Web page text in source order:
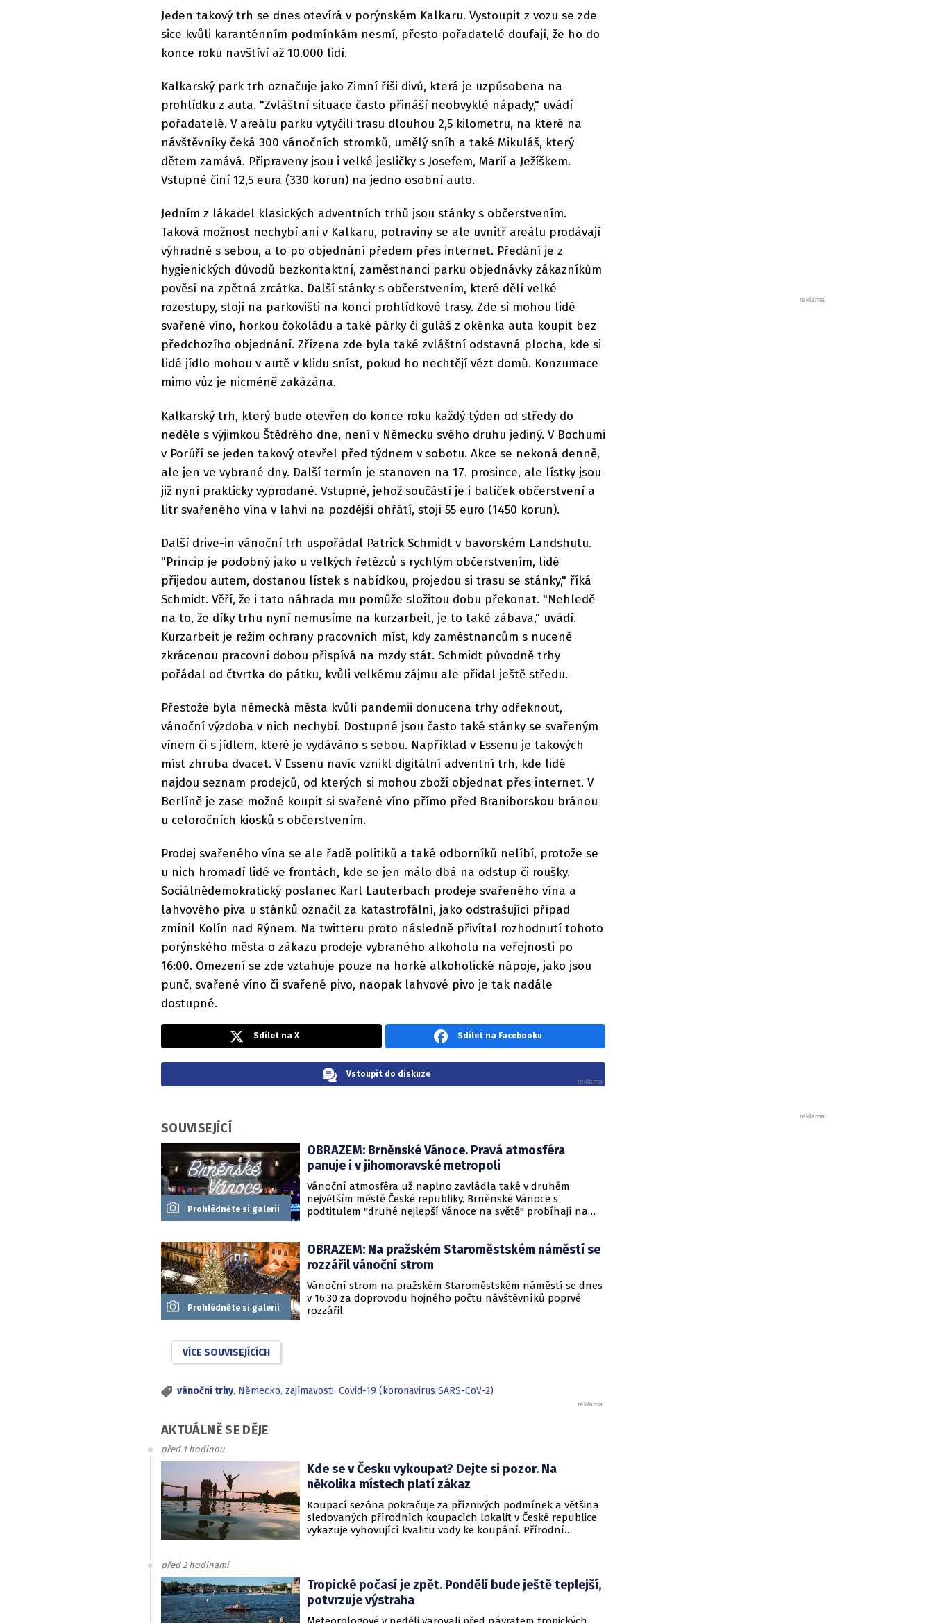
Jeden takový trh se dnes otevírá v porýnském Kalkaru. Vystoupit z vozu se zde
sice kvůli karanténním podmínkám nesmí, přesto pořadatelé doufají, že ho do
konce roku navštíví až 10.000 lidí.
Kalkarský park trh označuje jako Zimní říši divů, která je uzpůsobena na
prohlídku z auta. "Zvláštní situace často přináší neobvyklé nápady," uvádí
pořadatelé. V areálu parku vytyčili trasu dlouhou 2,5 kilometru, na které na
návštěvníky čeká 300 vánočních stromků, umělý sníh a také Mikuláš, který
dětem zamává. Připraveny jsou i velké jesličky s Josefem, Marií a Ježíškem.
Vstupné činí 12,5 eura (330 korun) na jedno osobní auto.
Jedním z lákadel klasických adventních trhů jsou stánky s občerstvením.
Taková možnost nechybí ani v Kalkaru, potraviny se ale uvnitř areálu prodávají
výhradně s sebou, a to po objednání předem přes internet. Předání je z
hygienických důvodů bezkontaktní, zaměstnanci parku objednávky zákazníkům
pověsí na zpětná zrcátka. Další stánky s občerstvením, které dělí velké
rozestupy, stojí na parkovišti na konci prohlídkové trasy. Zde si mohou lidé
svařené víno, horkou čokoládu a také párky či guláš z okénka auta koupit bez
předchozího objednání. Zřízena zde byla také zvláštní odstavná plocha, kde si
lidé jídlo mohou v autě v klidu sníst, pokud ho nechtějí vézt domů. Konzumace
mimo vůz je nicméně zakázána.
Kalkarský trh, který bude otevřen do konce roku každý týden od středy do
neděle s výjimkou Štědrého dne, není v Německu svého druhu jediný. V Bochumi
v Porúří se jeden takový otevřel před týdnem v sobotu. Akce se nekoná denně,
ale jen ve vybrané dny. Další termín je stanoven na 17. prosince, ale lístky jsou
již nyní prakticky vyprodané. Vstupné, jehož součástí je i balíček občerstvení a
litr svařeného vína v lahvi na pozdější ohřátí, stojí 55 euro (1450 korun).
Další drive-in vánoční trh uspořádal Patrick Schmidt v bavorském Landshutu.
"Princip je podobný jako u velkých řetězců s rychlým občerstvením, lidé
přijedou autem, dostanou lístek s nabídkou, projedou si trasu se stánky," říká
Schmidt. Věří, že i tato náhrada mu pomůže složitou dobu překonat. "Nehledě
na to, že díky trhu nyní nemusíme na kurzarbeit, je to také zábava," uvádí.
Kurzarbeit je režim ochrany pracovních míst, kdy zaměstnancům s nuceně
zkrácenou pracovní dobou přispívá na mzdy stát. Schmidt původně trhy
pořádal od čtvrtka do pátku, kvůli velkému zájmu ale přidal ještě středu.
Přestože byla německá města kvůli pandemii donucena trhy odřeknout,
vánoční výzdoba v nich nechybí. Dostupné jsou často také stánky se svařeným
vínem či s jídlem, které je vydáváno s sebou. Například v Essenu je takových
míst zhruba dvacet. V Essenu navíc vznikl digitální adventní trh, kde lidé
najdou seznam prodejců, od kterých si mohou zboží objednat přes internet. V
Berlíně je zase možné koupit si svařené víno přímo před Braniborskou bránou
u celoročních kiosků s občerstvením.
Prodej svařeného vína se ale řadě politiků a také odborníků nelíbí, protože se
u nich hromadí lidé ve frontách, kde se jen málo dbá na odstup či roušky.
Sociálnědemokratický poslanec Karl Lauterbach prodeje svařeného vína a
lahvového piva u stánků označil za katastrofální, jako odstrašující případ
zmínil Kolín nad Rýnem. Na twitteru proto následně přivítal rozhodnutí tohoto
porýnského města o zákazu prodeje vybraného alkoholu na veřejnosti po
16:00. Omezení se zde vztahuje pouze na horké alkoholické nápoje, jako jsou
punč, svařené víno či svařené pivo, naopak lahvové pivo je tak nadále
dostupné.
Sdílet na X Sdílet na Facebooku
Vstoupit do diskuze
SOUVISEJÍCÍ
Prohlédněte si galerii
OBRAZEM: Brněnské Vánoce. Pravá atmosféra
panuje i v jihomoravské metropoli
Vánoční atmosféra už naplno zavládla také v druhém
největším městě České republiky. Brněnské Vánoce s
podtitulem "druhé nejlepší Vánoce na světě" probíhají na
Prohlédněte si galerii
OBRAZEM: Na pražském Staroměstském náměstí se
rozzářil vánoční strom
Vánoční strom na pražském Staroměstském náměstí se dnes
v 16:30 za doprovodu hojného počtu návštěvníků poprvé
rozzářil.
VÍCE SOUVISEJÍCÍCH
vánoční trhy, Německo, zajímavosti, Covid-19 (koronavirus SARS-CoV-2)
AKTUÁLNĚ SE DĚJE
před 1 hodinou
Kde se v Česku vykoupat? Dejte si pozor. Na
několika místech platí zákaz
Koupací sezóna pokračuje za příznivých podmínek a většina
sledovaných přírodních koupacích lokalit v České republice
vykazuje vyhovující kvalitu vody ke koupání. Přírodní
často přesahujícími 30 °C.
před 2 hodinami
Tropické počasí je zpět. Pondělí bude ještě teplejší,
potvrzuje výstraha